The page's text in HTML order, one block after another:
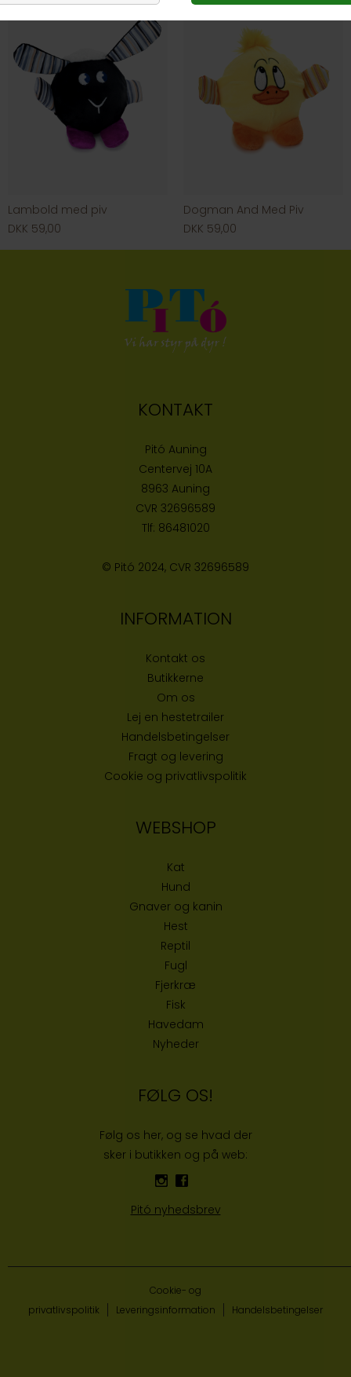
Lambold med piv
DKK 59,00
Dogman And Med Piv
DKK 59,00
KONTAKT
Pitó Auning
Centervej 10A
8963 Auning
CVR 32696589
Tlf: 86481020
© Pitó 2024, CVR 32696589
INFORMATION
Kontakt os
Butikkerne
Om os
Lej en hestetrailer
Handelsbetingelser
Fragt og levering
Cookie og privatlivspolitik
WEBSHOP
Kat
Hund
Gnaver og kanin
Hest
Reptil
Fugl
Fjerkræ
Fisk
Havedam
Nyheder
FØLG OS!
Følg os her, og se hvad der
sker i butikken og på web:
Pitó nyhedsbrev
Cookie- og
privatlivspolitik
Leveringsinformation Handelsbetingelser